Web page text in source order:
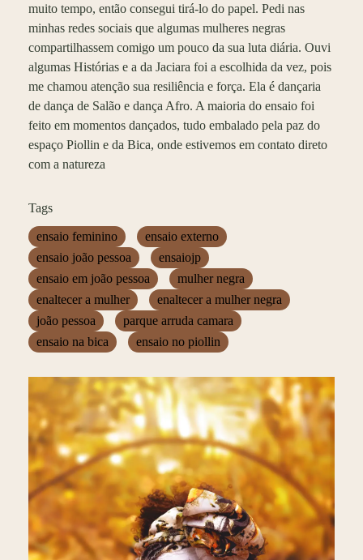
muito tempo, então consegui tirá-lo do papel. Pedi nas
minhas redes sociais que algumas mulheres negras
compartilhassem comigo um pouco da sua luta diária. Ouvi
algumas Histórias e a da Jaciara foi a escolhida da vez, pois
me chamou atenção sua resiliência e força. Ela é dançaria
de dança de Salão e dança Afro. A maioria do ensaio foi
feito em momentos dançados, tudo embalado pela paz do
espaço Piollin e da Bica, onde estivemos em contato direto
com a natureza
Tags
ensaio feminino
ensaio externo
ensaio joão pessoa
ensaiojp
ensaio em joão pessoa
mulher negra
enaltecer a mulher
enaltecer a mulher negra
joão pessoa
parque arruda camara
ensaio na bica
ensaio no piollin